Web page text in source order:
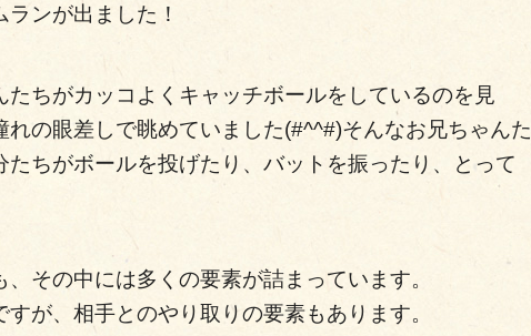
ンが出ました！
たちがカッコよくキャッチボールをしているのを見
れの眼差しで眺めていました(#^^#)そんなお兄ちゃんた
たちがボールを投げたり、バットを振ったり、とって
、その中には多くの要素が詰まっています。
が、相手とのやり取りの要素もあります。